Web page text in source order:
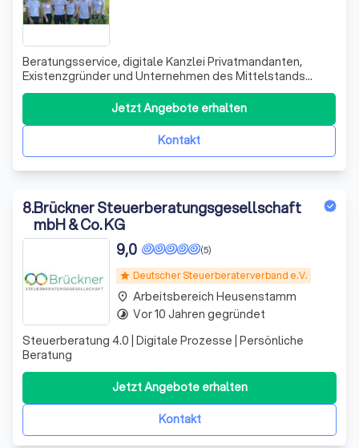
Beratungsservice, digitale Kanzlei Privatmandanten,
Existenzgründer und Unternehmen des Mittelstands
verlassen sich seit Jahren auf meine individuellen
Beratungsleistungen. Als Steuerberater engagiere ich
mich erfolgreich für Ihren wirtschaftlichen Erfolg. Dafür
komme ich auch gerne zu Ihnen. Das
Kontakt
Jetzt Angebote erhalten
8.Brückner Steuerberatungsgesellschaft
mbH & Co. KG
star Deutscher Steuerberaterverband e.V.
(5)
9,0
Steuerberatung 4.0 | Digitale Prozesse | Persönliche
Beratung
Kontakt
Jetzt Angebote erhalten
place Arbeitsbereich Heusenstamm
timelapse Vor 10 Jahren gegründet